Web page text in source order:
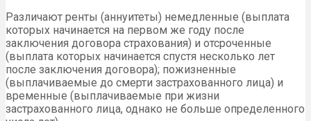
Различают ренты (аннуитеты) немедленные (выплата
которых начинается на первом же году после
заключения договора страхования) и отсроченные
(выплата которых начинается спустя несколько лет
после заключения договора); пожизненные
(выплачиваемые до смерти застрахованного лица) и
временные (выплачиваемые при жизни
застрахованного лица, однако не больше определенного